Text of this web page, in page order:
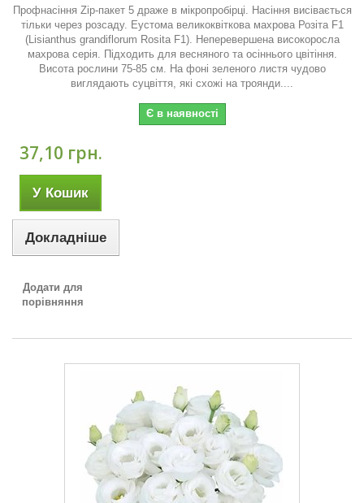
Профнасіння Zip-пакет 5 драже в мікропробірці. Насіння висівається
тільки через розсаду. Еустома великоквіткова махрова Розіта F1
(Lisianthus grandiflorum Rosita F1). Неперевершена високоросла
махрова серія. Підходить для весняного та осіннього цвітіння.
Висота рослини 75-85 см. На фоні зеленого листя чудово
виглядають суцвіття, які схожі на троянди....
Є в наявності
37,10 грн.
У Кошик
Докладніше
Додати для
порівняння